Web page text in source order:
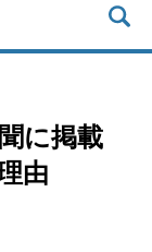
に掲載
由